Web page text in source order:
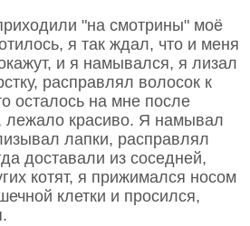
"на смотрины" моё
я так ждал, что и меня
и я намывался, я лизал
расправлял волосок к
осталось на мне после
лежало красиво. Я намывал
лапки, расправлял
доставали из соседней,
котят, я прижимался носом
клетки и просился,